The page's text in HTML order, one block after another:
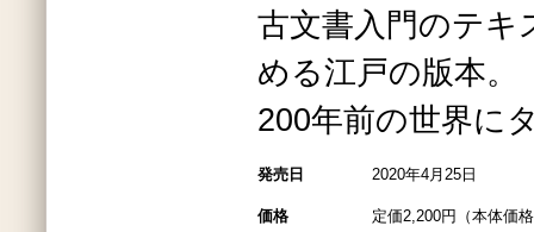
古文書入門のテキ
める江戸の版本。
200年前の世界に
発売日 2020年4月25日
価格 定価2,200円（本体価